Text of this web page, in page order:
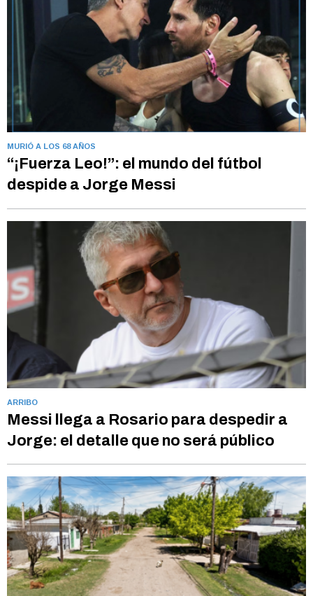
MURIÓ A LOS 68 AÑOS
“¡Fuerza Leo!”: el mundo del fútbol
despide a Jorge Messi
ARRIBO
Messi llega a Rosario para despedir a
Jorge: el detalle que no será público